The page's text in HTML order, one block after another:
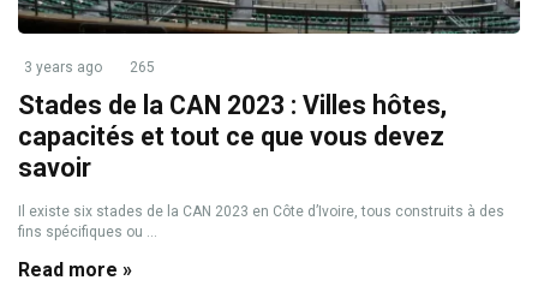
3 years ago 265
Stades de la CAN 2023 : Villes hôtes,
capacités et tout ce que vous devez
savoir
Il existe six stades de la CAN 2023 en Côte d’Ivoire, tous construits à des
fins spécifiques ou ...
Read more »